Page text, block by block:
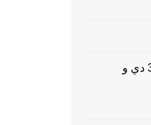
ماكينات التغليف بالسلوفان للعلب 3 دي و